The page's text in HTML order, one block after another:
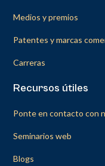
Medios y premios
Patentes y marcas
Carreras
Recursos útiles
Ponte en contacto con
Seminarios web
Blogs